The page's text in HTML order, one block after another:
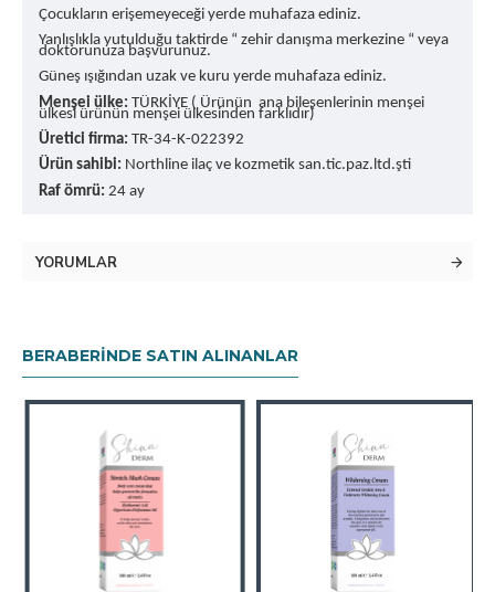
Çocukların erişemeyeceği yerde muhafaza ediniz.
Yanlışlıkla yutulduğu taktirde “ zehir danışma merkezine “ veya
doktorunuza başvurunuz.
Güneş ışığından uzak ve kuru yerde muhafaza ediniz.
Menşei ülke: TÜRKİYE ( Ürünün ana bileşenlerinin menşei
ülkesi ürünün menşei ülkesinden farklıdır)
Üretici firma: TR-34-K-022392
Ürün sahibi: Northline ilaç ve kozmetik san.tic.paz.ltd.şti
Raf ömrü: 24 ay
YORUMLAR
BERABERINDE SATIN ALINANLAR